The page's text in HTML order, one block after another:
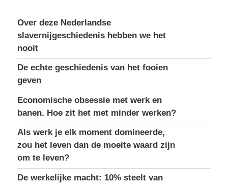
Over deze Nederlandse
slavernijgeschiedenis hebben we het
nooit
De echte geschiedenis van het fooien
geven
Economische obsessie met werk en
banen. Hoe zit het met minder werken?
Als werk je elk moment domineerde,
zou het leven dan de moeite waard zijn
om te leven?
De werkelijke macht: 10% steelt van